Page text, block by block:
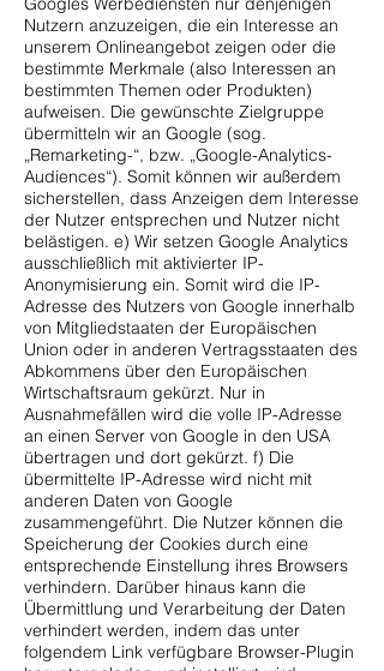
Nutzern anzuzeigen, die ein Interesse an
unserem Onlineangebot zeigen oder die
bestimmte Merkmale (also Interessen an
bestimmten Themen oder Produkten)
aufweisen. Die gewünschte Zielgruppe
übermitteln wir an Google (sog.
„Remarketing-“, bzw. „Google-Analytics-
Audiences“). Somit können wir außerdem
sicherstellen, dass Anzeigen dem Interesse
der Nutzer entsprechen und Nutzer nicht
belästigen. e) Wir setzen Google Analytics
ausschließlich mit aktivierter IP-
Anonymisierung ein. Somit wird die IP-
Adresse des Nutzers von Google innerhalb
von Mitgliedstaaten der Europäischen
Union oder in anderen Vertragsstaaten des
Abkommens über den Europäischen
Wirtschaftsraum gekürzt. Nur in
Ausnahmefällen wird die volle IP-Adresse
an einen Server von Google in den USA
übertragen und dort gekürzt. f) Die
übermittelte IP-Adresse wird nicht mit
anderen Daten von Google
zusammengeführt. Die Nutzer können die
Speicherung der Cookies durch eine
entsprechende Einstellung ihres Browsers
verhindern. Darüber hinaus kann die
Übermittlung und Verarbeitung der Daten
verhindert werden, indem das unter
folgendem Link verfügbare Browser-Plugin